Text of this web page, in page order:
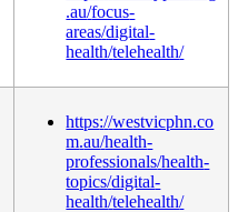
.au/focus-
areas/digital-
health/telehealth/
https://westvicphn.co
m.au/health-
professionals/health-
topics/digital-
health/telehealth/